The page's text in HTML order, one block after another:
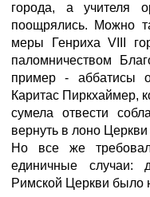
города, а учителя
поощрялись. Можно
меры Генриха VIII
паломничеством
пример - аббатисы
Каритас Пиркхаймер,
сумела отвести
вернуть в лоно
Но все же
единичные случаи:
Римской Церкви было